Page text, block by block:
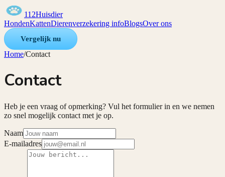
112Huisdier
HondenKattenDierenverzekering infoBlogsOver ons
Vergelijk nu
Home/Contact
Contact
Heb je een vraag of opmerking? Vul het formulier in en we nemen
zo snel mogelijk contact met je op.
Naam
E-mailadres